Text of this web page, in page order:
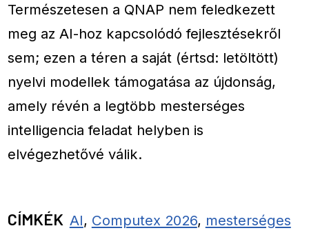
Természetesen a QNAP nem feledkezett
meg az AI-hoz kapcsolódó fejlesztésekről
sem; ezen a téren a saját (értsd: letöltött)
nyelvi modellek támogatása az újdonság,
amely révén a legtöbb mesterséges
intelligencia feladat helyben is
elvégezhetővé válik.
CÍMKÉK AI, Computex 2026, mesterséges